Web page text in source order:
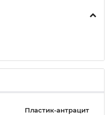
Пластик-антрацит